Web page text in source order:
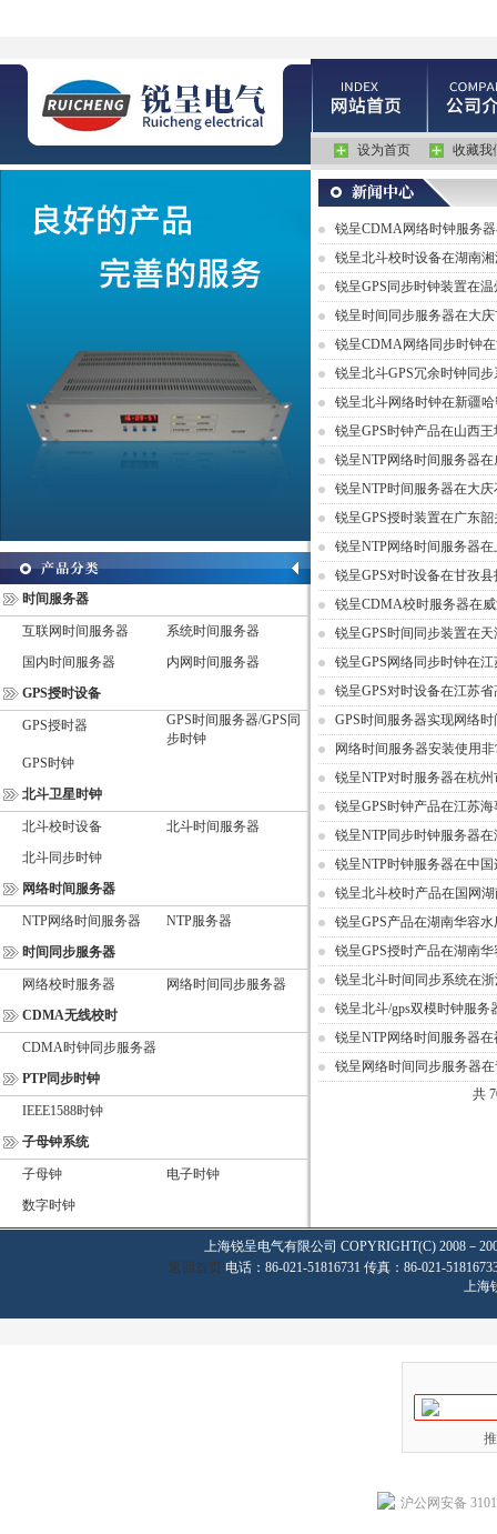
设为首页 收藏我
时间服务器
互联网时间服务器
系统时间服务器
国内时间服务器
内网时间服务器
GPS授时设备
GPS授时器
GPS时间服务器/GPS同
步时钟
GPS时钟
北斗卫星时钟
北斗校时设备
北斗时间服务器
北斗同步时钟
网络时间服务器
NTP网络时间服务器
NTP服务器
时间同步服务器
网络校时服务器
网络时间同步服务器
CDMA无线校时
CDMA时钟同步服务器
PTP同步时钟
IEEE1588时钟
子母钟系统
子母钟
电子时钟
数字时钟
锐呈CDMA网络时钟服务
锐呈北斗校时设备在湖南
锐呈GPS同步时钟装置在
锐呈时间同步服务器在大
锐呈CDMA网络同步时钟
锐呈北斗GPS冗余时钟同
锐呈北斗网络时钟在新疆
锐呈GPS时钟产品在山西
锐呈NTP网络时间服务器
锐呈NTP时间服务器在大
锐呈GPS授时装置在广东
锐呈NTP网络时间服务器
锐呈GPS对时设备在甘孜
锐呈CDMA校时服务器在
锐呈GPS时间同步装置在
锐呈GPS网络同步时钟在
锐呈GPS对时设备在江苏
GPS时间服务器实现网络
网络时间服务器安装使用
锐呈NTP对时服务器在杭
锐呈GPS时钟产品在江苏
锐呈NTP同步时钟服务器
锐呈NTP时钟服务器在中
锐呈北斗校时产品在国网
锐呈GPS产品在湖南华容
锐呈GPS授时产品在湖南
锐呈北斗时间同步系统在
锐呈北斗/gps双模时钟服
锐呈NTP网络时间服务器
锐呈网络时间同步服务器
共
上海锐呈电气有限公司 COPYRIGHT(C) 2008－
返回首页 电话：86-021-51816731 传真：86-021-
上海
沪公网安备